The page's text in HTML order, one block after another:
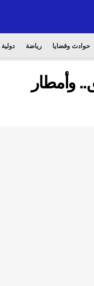
حوادث وقضايا رياضة دولية
وأمطار